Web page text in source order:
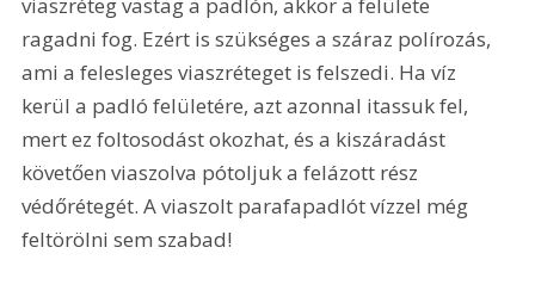
ragadni fog. Ezért is szükséges a száraz polírozás,
ami a felesleges viaszréteget is felszedi. Ha víz
kerül a padló felületére, azt azonnal itassuk fel,
mert ez foltosodást okozhat, és a kiszáradást
követően viaszolva pótoljuk a felázott rész
védőrétegét. A viaszolt parafapadlót vízzel még
feltörölni sem szabad!